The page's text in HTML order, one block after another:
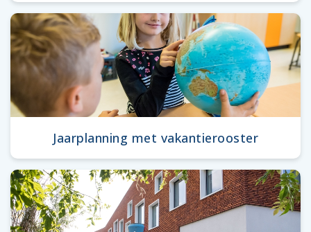
Jaarplanning met vakantierooster